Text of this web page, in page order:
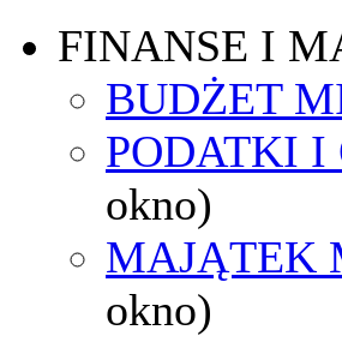
FINANSE I
BUDŻET
PODATKI I
okno)
MAJĄTEK
okno)